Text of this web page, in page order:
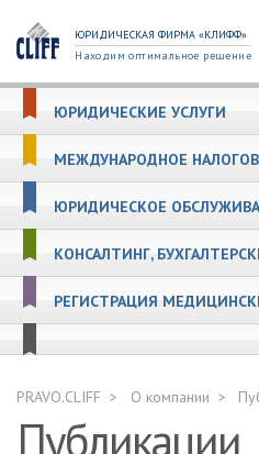
ЮРИДИЧЕСКАЯ ФИРМА «КЛИФФ»
Находим оптимальное решение
ЮРИДИЧЕСКИЕ УСЛУГИ
МЕЖДУНАРОДНОЕ
ЮРИДИЧЕСКОЕ
КОНСАЛТИНГ,
РЕГИСТРАЦИЯ
PRAVO.CLIFF О компании
Публикации